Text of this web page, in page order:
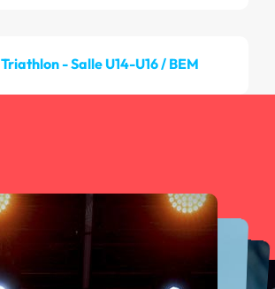
Triathlon - Salle U14-U16 / BEM